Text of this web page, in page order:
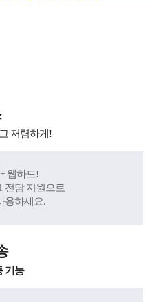
저렴하게!
웹하드!
전담 지원으로
용하세요.
기능